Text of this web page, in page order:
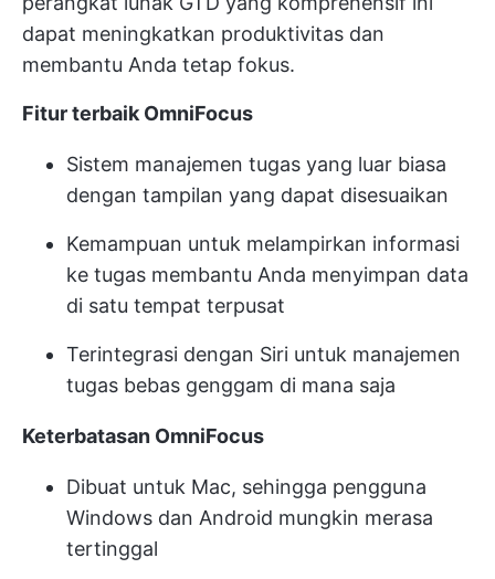
dapat meningkatkan produktivitas dan
membantu Anda tetap fokus.
Fitur terbaik OmniFocus
Sistem manajemen tugas yang luar biasa
dengan tampilan yang dapat disesuaikan
Kemampuan untuk melampirkan informasi
ke tugas membantu Anda menyimpan data
di satu tempat terpusat
Terintegrasi dengan Siri untuk manajemen
tugas bebas genggam di mana saja
Keterbatasan OmniFocus
Dibuat untuk Mac, sehingga pengguna
Windows dan Android mungkin merasa
tertinggal